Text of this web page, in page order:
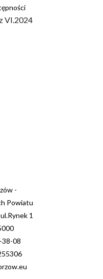
VI.2024
-
Powiatu
1
38-08